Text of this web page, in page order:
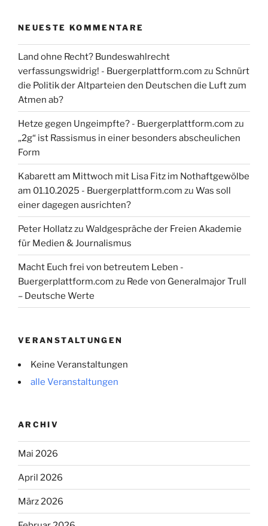
NEUESTE KOMMENTARE
Land ohne Recht? Bundeswahlrecht
verfassungswidrig! - Buergerplattform.com zu Schnürt
die Politik der Altparteien den Deutschen die Luft zum
Atmen ab?
Hetze gegen Ungeimpfte? - Buergerplattform.com zu
„2g“ ist Rassismus in einer besonders abscheulichen
Form
Kabarett am Mittwoch mit Lisa Fitz im Nothaftgewölbe
am 01.10.2025 - Buergerplattform.com zu Was soll
einer dagegen ausrichten?
Peter Hollatzzu Waldgespräche der Freien Akademie
für Medien & Journalismus
Macht Euch frei von betreutem Leben -
Buergerplattform.com zu Rede von Generalmajor Trull
– Deutsche Werte
VERANSTALTUNGEN
Keine Veranstaltungen
alle Veranstaltungen
ARCHIV
Mai 2026
April 2026
März 2026